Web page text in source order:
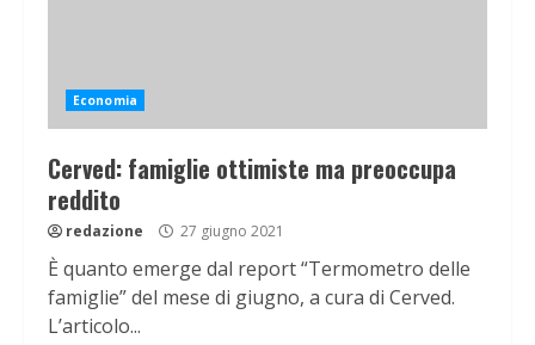
Economia
Cerved: famiglie ottimiste ma preoccupa
reddito
redazione 27 giugno 2021
È quanto emerge dal report “Termometro delle
famiglie” del mese di giugno, a cura di Cerved.
L’articolo...